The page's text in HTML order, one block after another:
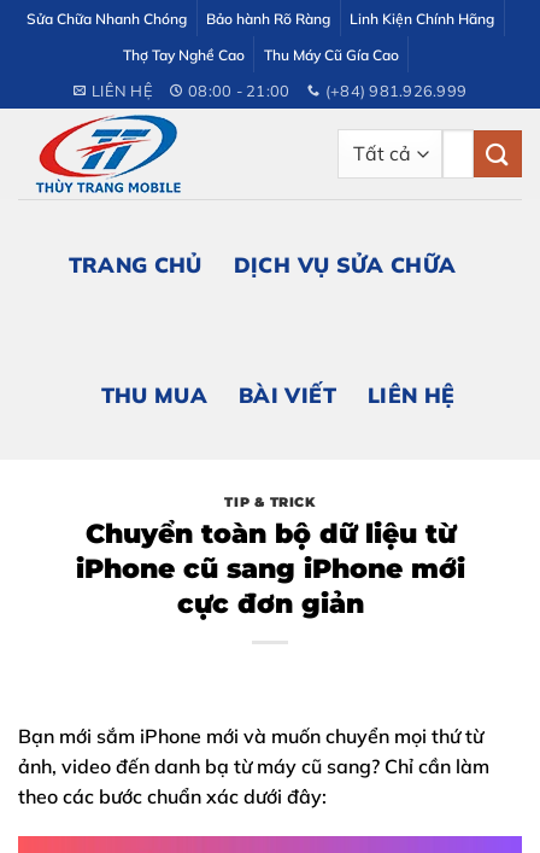
dung
Sửa Chữa Nhanh Chóng Bảo hành Rõ Ràng
Linh Kiện Chính Hãng
Thợ Tay Nghề Cao
Thu Máy Cũ Gía Cao
LIÊN HỆ 08:00 - 21:00 (+84) 981.926.999
TRANG CHỦ DỊCH VỤ SỬA CHỮA
THU MUA BÀI VIẾT LIÊN HỆ
TIP & TRICK
Chuyển toàn bộ dữ liệu từ
iPhone cũ sang iPhone mới
cực đơn giản
Bạn mới sắm iPhone mới và muốn chuyển mọi thứ từ
ảnh, video đến danh bạ từ máy cũ sang? Chỉ cần làm
theo các bước chuẩn xác dưới đây: